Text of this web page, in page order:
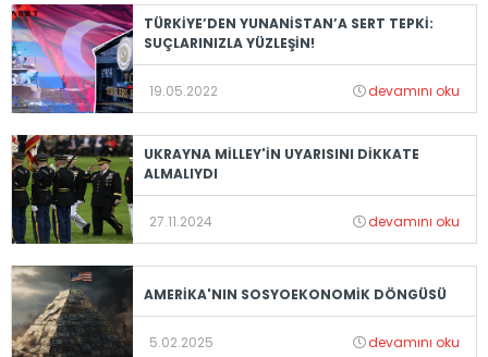
TÜRKİYE’DEN YUNANİSTAN’A SERT TEPKİ:
SUÇLARINIZLA YÜZLEŞİN!
19.05.2022 devamını oku
UKRAYNA MİLLEY'İN UYARISINI DİKKATE
ALMALIYDI
27.11.2024 devamını oku
AMERİKA'NIN SOSYOEKONOMİK DÖNGÜSÜ
5.02.2025 devamını oku